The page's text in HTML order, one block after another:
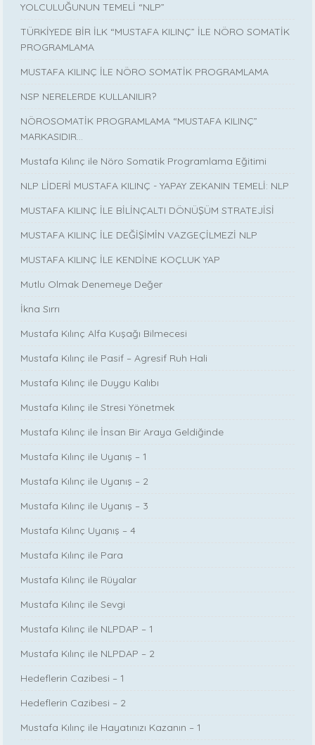
YOLCULUĞUNUN TEMELİ “NLP”
TÜRKİYEDE BİR İLK “MUSTAFA KILINÇ” İLE NÖRO SOMATİK
PROGRAMLAMA
MUSTAFA KILINÇ İLE NÖRO SOMATİK PROGRAMLAMA
NSP NERELERDE KULLANILIR?
NÖROSOMATİK PROGRAMLAMA “MUSTAFA KILINÇ”
MARKASIDIR…
Mustafa Kılınç ile Nöro Somatik Programlama Eğitimi
NLP LİDERİ MUSTAFA KILINÇ - YAPAY ZEKANIN TEMELİ: NLP
MUSTAFA KILINÇ İLE BİLİNÇALTI DÖNÜŞÜM STRATEJİSİ
MUSTAFA KILINÇ İLE DEĞİŞİMİN VAZGEÇİLMEZİ NLP
MUSTAFA KILINÇ İLE KENDİNE KOÇLUK YAP
Mutlu Olmak Denemeye Değer
İkna Sırrı
Mustafa Kılınç Alfa Kuşağı Bilmecesi
Mustafa Kılınç ile Pasif – Agresif Ruh Hali
Mustafa Kılınç ile Duygu Kalıbı
Mustafa Kılınç ile Stresi Yönetmek
Mustafa Kılınç ile İnsan Bir Araya Geldiğinde
Mustafa Kılınç ile Uyanış – 1
Mustafa Kılınç ile Uyanış – 2
Mustafa Kılınç ile Uyanış – 3
Mustafa Kılınç Uyanış – 4
Mustafa Kılınç ile Para
Mustafa Kılınç ile Rüyalar
Mustafa Kılınç ile Sevgi
Mustafa Kılınç ile NLPDAP – 1
Mustafa Kılınç ile NLPDAP – 2
Hedeflerin Cazibesi – 1
Hedeflerin Cazibesi – 2
Mustafa Kılınç ile Hayatınızı Kazanın – 1